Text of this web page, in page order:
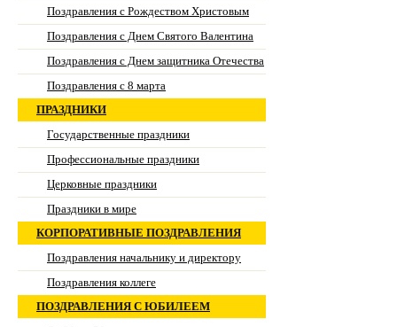
Поздравления с Рождеством Христовым
Поздравления с Днем Святого Валентина
Поздравления с Днем защитника Отечества
Поздравления с 8 марта
ПРАЗДНИКИ
Государственные праздники
Профессиональные праздники
Церковные праздники
Праздники в мире
КОРПОРАТИВНЫЕ ПОЗДРАВЛЕНИЯ
Поздравления начальнику и директору
Поздравления коллеге
ПОЗДРАВЛЕНИЯ С ЮБИЛЕЕМ